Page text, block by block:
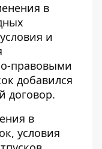
в
и
правовыми
добавился
договор.
в
условия